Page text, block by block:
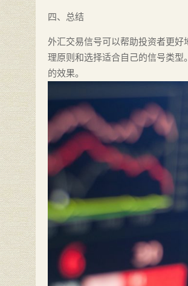
四、总结
外汇交易信号可以帮助投资者更
理原则和选择适合自己的信号类
的效果。